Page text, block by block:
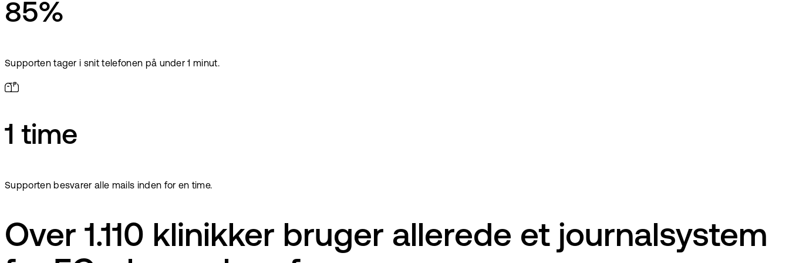
85%
Supporten tager i snit telefonen på under 1 minut.
1 time
Supporten besvarer alle mails inden for en time.
Over 1.110 klinikker bruger allerede et journalsystem